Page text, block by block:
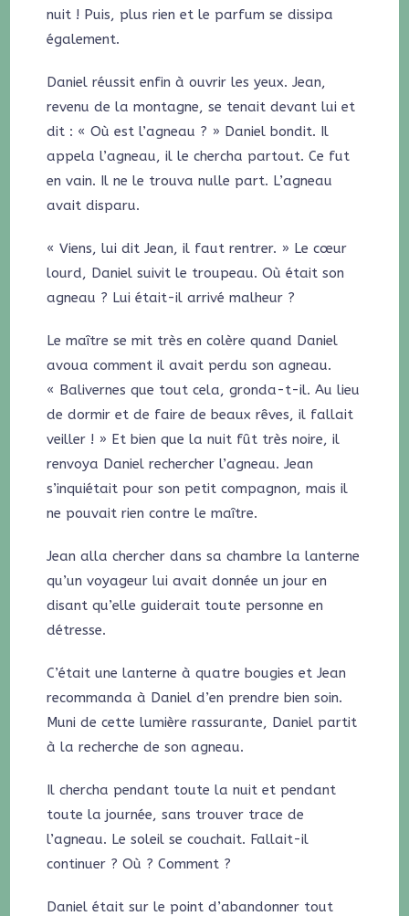
nuit ! Puis, plus rien et le parfum se dissipa
également.
Daniel réussit enfin à ouvrir les yeux. Jean,
revenu de la montagne, se tenait devant lui et
dit : « Où est l’agneau ? » Daniel bondit. Il
appela l’agneau, il le chercha partout. Ce fut
en vain. Il ne le trouva nulle part. L’agneau
avait disparu.
« Viens, lui dit Jean, il faut rentrer. » Le cœur
lourd, Daniel suivit le troupeau. Où était son
agneau ? Lui était-il arrivé malheur ?
Le maître se mit très en colère quand Daniel
avoua comment il avait perdu son agneau.
« Balivernes que tout cela, gronda-t-il. Au lieu
de dormir et de faire de beaux rêves, il fallait
veiller ! » Et bien que la nuit fût très noire, il
renvoya Daniel rechercher l’agneau. Jean
s’inquiétait pour son petit compagnon, mais il
ne pouvait rien contre le maître.
Jean alla chercher dans sa chambre la lanterne
qu’un voyageur lui avait donnée un jour en
disant qu’elle guiderait toute personne en
détresse.
C’était une lanterne à quatre bougies et Jean
recommanda à Daniel d’en prendre bien soin.
Muni de cette lumière rassurante, Daniel partit
à la recherche de son agneau.
Il chercha pendant toute la nuit et pendant
toute la journée, sans trouver trace de
l’agneau. Le soleil se couchait. Fallait-il
continuer ? Où ? Comment ?
Daniel était sur le point d’abandonner tout